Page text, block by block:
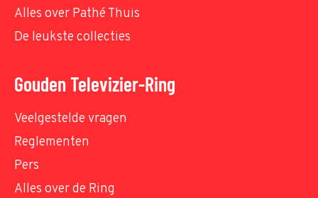
Alles over Pathé Thuis
De leukste collecties
Gouden Televizier-Ring
Veelgestelde vragen
Reglementen
Pers
Alles over de Ring